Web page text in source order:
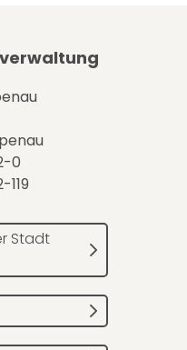
0
Stadt